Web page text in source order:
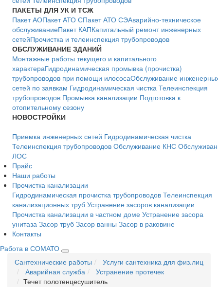
ПАКЕТЫ ДЛЯ УК И ТСЖ
Пакет АОПакет АТО СПакет АТО СЭАварийно-техническое
обслуживаниеПакет КАПКапитальный ремонт инженерных
сетейПрочистка и телеинспекция трубопроводов
ОБСЛУЖИВАНИЕ ЗДАНИЙ
Монтажные работы текущего и капитального
характераГидродинамическая промывка (прочистка)
трубопроводов при помощи илососаОбслуживание
сетей по заявкам Гидродинамическая чистка Телеинспекция
трубопроводов Промывка канализации Подготовка к
отопительному сезону
НОВОСТРОЙКИ
Приемка инженерных сетей Гидродинамическая чистка
Телеинспекция трубопроводов Обслуживание КНС
ЛОС
Прайс
Наши работы
Прочистка канализации
Гидродинамическая прочистка трубопроводов Телеинспекция
канализационных труб Устранение засоров канализации
Прочистка канализации в частном доме Устранение засора
унитаза Засор труб Засор ванны Засор в раковине
Контакты
Работа в СОМАТО
Сантехнические работы
Услуги сантехника для физ.лиц
Аварийная служба
Устранение протечек
Течет полотенцесушитель